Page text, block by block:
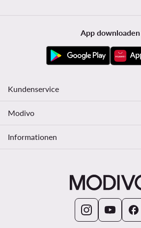
App downloaden
Kundenservice
Modivo
Informationen